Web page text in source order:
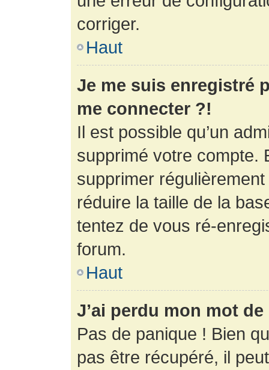
corriger.
Haut
Je me suis enregistré
me connecter ?!
Il est possible qu’un
supprimé votre compte.
supprimer
réduire la taille de la
tentez de vous ré-
forum.
Haut
J’ai perdu mon mot
Pas de panique ! Bien
pas être récupéré, il